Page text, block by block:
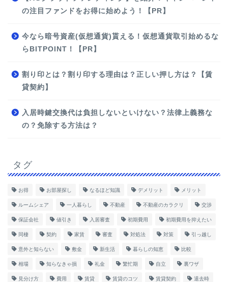
の注目ファンドをお得に始めよう！【PR】
今なら暗号資産(仮想通貨)貰える！仮想通貨取引始めるな
らBITPOINT！【PR】
割り印とは？割り印する理由は？正しい押し方は？【賃
貸契約】
入居時鍵交換代は負担しないといけない？法律上義務な
の？免除する方法は？
タグ
お得 お部屋探し なるほど知識 デメリット メリット
ルームシェア 一人暮らし 不動産 不動産のカラクリ 交渉
保証会社 値引き 入居審査 初期費用 初期費用を抑えたい
同棲 契約 家賃 審査 対処法 対策 引っ越し
意外と知らない 敷金 新生活 暮らしの知恵 比較
相場 知らなきゃ損 礼金 繁忙期 自立 裏ワザ
見分け方 費用 賃貸 賃貸のコツ 賃貸契約 退去時